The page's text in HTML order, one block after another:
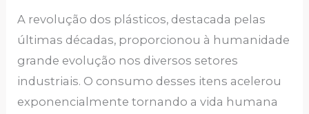
A revolução dos plásticos, destacada pelas
últimas décadas, proporcionou à humanidade
grande evolução nos diversos setores
industriais. O consumo desses itens acelerou
exponencialmente tornando a vida humana